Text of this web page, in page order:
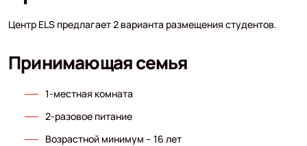
Центр ELS предлагает 2 варианта размещения студентов.
Принимающая семья
1-местная комната
2-разовое питание
Возрастной минимум – 16 лет